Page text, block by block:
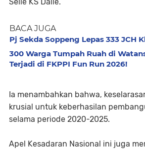
BACA JUGA
Pj Sekda Soppeng Lepas 333 JCH
300 Warga Tumpah Ruah di
Terjadi di FKPPI Fun Run 2026!
Ia menambahkan bahwa,
krusial untuk keberhasilan
selama periode 2020-2025.
Apel Kesadaran Nasional ini juga